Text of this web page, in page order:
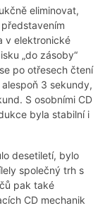
eliminovat,
v elektronické
„do zásoby“
po otřesech čtení
3 sekundy,
S osobními CD
byla stabilní i
desetiletí, bylo
společný trh s
pak také
CD mechanik